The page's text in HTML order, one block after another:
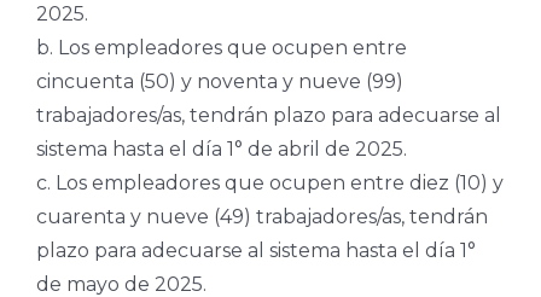
2025.
b. Los empleadores que ocupen entre
cincuenta (50) y noventa y nueve (99)
trabajadores/as, tendrán plazo para adecuarse al
sistema hasta el día 1° de abril de 2025.
c. Los empleadores que ocupen entre diez (10) y
cuarenta y nueve (49) trabajadores/as, tendrán
plazo para adecuarse al sistema hasta el día 1°
de mayo de 2025.